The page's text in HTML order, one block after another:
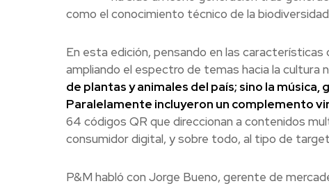
como el conocimiento técnico de la
En esta edición, pensando en las
ampliando el espectro de temas hacia la cultura
de plantas y animales del país; sino la
Paralelamente incluyeron un complemento
64 códigos QR que direccionan a contenidos
consumidor digital, y sobre todo, al tipo de target
P&M habló con Jorge Bueno, gerente de